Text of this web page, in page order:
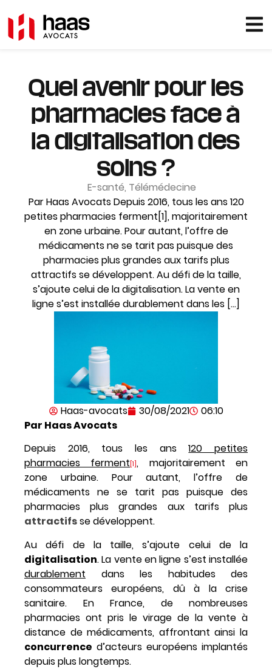
Quel avenir pour les
pharmacies face à
la digitalisation des
soins ?
E-santé, Télémédecine
Par Haas Avocats Depuis 2016, tous les ans 120
petites pharmacies ferment[1], majoritairement
en zone urbaine. Pour autant, l’offre de
médicaments ne se tarit pas puisque des
pharmacies plus grandes aux tarifs plus
attractifs se développent. Au défi de la taille,
s’ajoute celui de la digitalisation. La vente en
ligne s’est installée durablement dans les […]
Haas-avocats 30/08/2021
06:10
Par Haas Avocats
Depuis 2016, tous les ans120 petites
pharmacies ferment[1], majoritairement en
zone urbaine. Pour autant, l’offre de
médicaments ne se tarit pas puisque des
pharmacies plus grandes aux tarifs plus
attractifsse développent.
Au défi de la taille, s’ajoute celui de la
digitalisation. La vente en ligne s’est installée
durablement dans les habitudes des
consommateurs européens, dû à la crise
sanitaire. En France, de nombreuses
pharmacies ont pris le virage de la vente à
distance de médicaments, affrontant ainsi la
concurrence d’acteurs européens implantés
depuis plus longtemps.